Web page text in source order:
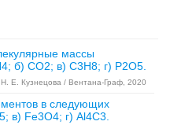
массы
б) CO2; в) C3H8; г) P2O5.
Н. Е. Кузнецова / Вентана-Граф, 2020
в следующих
в) Fe3O4; г) Al4C3.